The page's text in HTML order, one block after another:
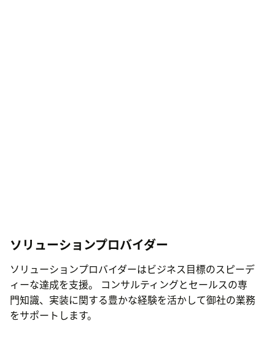
ソリューションプロバイダー
ソリューションプロバイダーはビジネス目標のスピーデ
ィーな達成を支援。 コンサルティングとセールスの専
門知識、実装に関する豊かな経験を活かして御社の業務
をサポートします。